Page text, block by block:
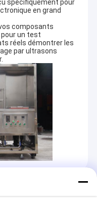
spécifiquement pour
en grand
composants
un test
réels démontrer les
par ultrasons